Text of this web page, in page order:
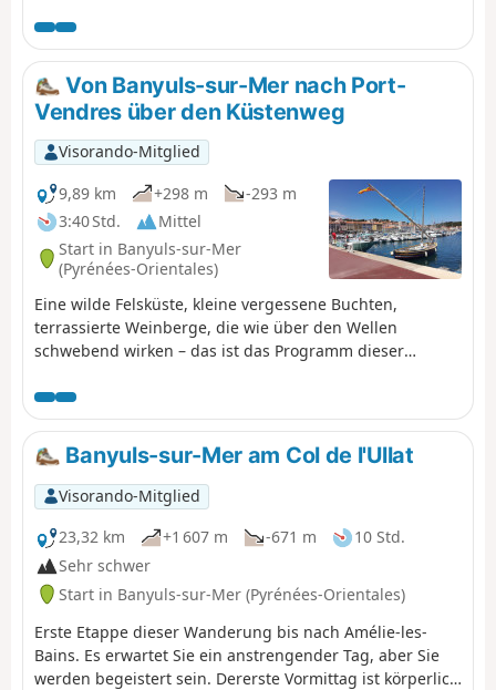
Die Route folgt der Küste von Banyuls bis zum Cap Béar
(Cap de Biarra) und führt dabei an der Anse de Paulilles
(Badia de Polilles) vorbei.Anschließend durchqueren Sie
Port-Vendres, um zum Fort Saint Elme hinaufzusteigen
und mit einem herrlichen Blick auf Collioure wieder
hinabzusteigen. ⚠️Informieren Sie sich hier über die
Öffnungszeiten des Küstenwegs zwischen Argelès-sur-
Mer und Cerbère, bevor Sie diese Wanderung beginnen.
Von Banyuls-sur-Mer nach Port-
Vendres über den Küstenweg
Visorando-Mitglied
9,89 km
+298 m
-293 m
3:40 Std.
Mittel
Start in Banyuls-sur-Mer
(Pyrénées-Orientales)
Eine wilde Felsküste, kleine vergessene Buchten,
terrassierte Weinberge, die wie über den Wellen
schwebend wirken – das ist das Programm dieser
gesäumt ist. Unterwegs tragen die geschichtsträchtige
und schön restaurierte Stätte Paulilles sowie
verschiedene Strände, die zum Baden einladen, zum
Vergnügen dieser Wanderung im sanften Licht der Côte
Vermeille bei. ⚠️Informieren Sie sich hier über die
Öffnungszeiten des Küstenwegs zwischen Argelès-sur-
Mer und Cerbère, bevor Sie diese Wanderung beginnen.
Banyuls-sur-Mer am Col de l'Ullat
Visorando-Mitglied
23,32 km
+1 607 m -671 m
10 Std.
Sehr schwer
Start in Banyuls-sur-Mer (Pyrénées-Orientales)
Erste Etappe dieser Wanderung bis nach Amélie-les-
Bains. Es erwartet Sie ein anstrengender Tag, aber Sie
werden begeistert sein. Dererste Vormittag ist körperlich